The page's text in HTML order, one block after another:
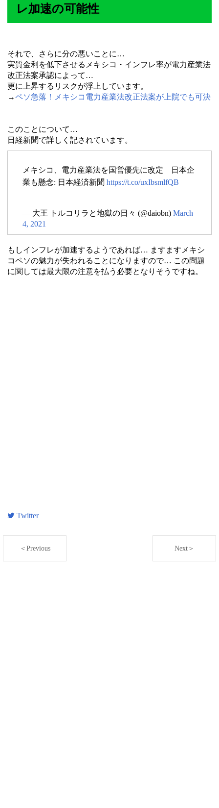
レ加速の可能性
それで、さらに分の悪いことに…
実質金利を低下させるメキシコ・インフレ率が電力産業法
改正法案承認によって…
更に上昇するリスクが浮上しています。
→ペソ急落！メキシコ電力産業法改正法案が上院でも可決
このことについて…
日経新聞で詳しく記されています。
メキシコ、電力産業法を国営優先に改定 日本企
業も懸念: 日本経済新聞 https://t.co/uxIbsmlfQB
— 大王 トルコリラと地獄の日々 (@daiobn) March
4, 2021
もしインフレが加速するようであれば… ますますメキシ
コペソの魅力が失われることになりますので… この問題
に関しては最大限の注意を払う必要となりそうですね。
Twitter
＜Previous Next＞